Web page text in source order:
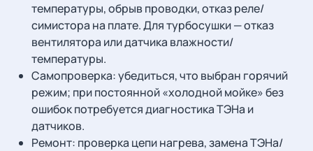
температуры, обрыв проводки, отказ реле/
симистора на плате. Для турбосушки — отказ
вентилятора или датчика влажности/
температуры.
Самопроверка: убедиться, что выбран горячий
режим; при постоянной «холодной мойке» без
ошибок потребуется диагностика ТЭНа и
датчиков.
Ремонт: проверка цепи нагрева, замена ТЭНа/